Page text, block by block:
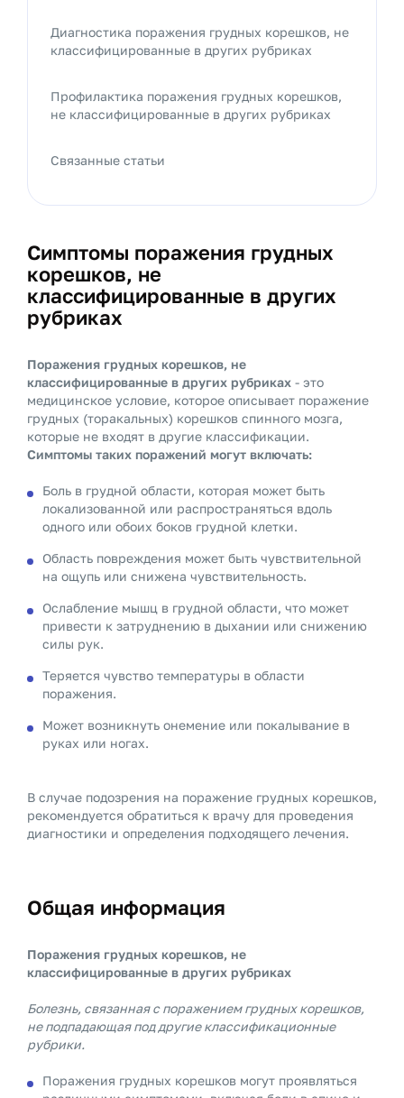
Симптомы поражения грудных
корешков, не
классифицированные в других
рубриках
Поражения грудных корешков, не
классифицированные в других рубриках - это
медицинское условие, которое описывает поражение
грудных (торакальных) корешков спинного мозга,
которые не входят в другие классификации.
Симптомы таких поражений могут включать:
Боль в грудной области, которая может быть
локализованной или распространяться вдоль
одного или обоих боков грудной клетки.
Область повреждения может быть чувствительной
на ощупь или снижена чувствительность.
Ослабление мышц в грудной области, что может
привести к затруднению в дыхании или снижению
силы рук.
Теряется чувство температуры в области
поражения.
Может возникнуть онемение или покалывание в
руках или ногах.
В случае подозрения на поражение грудных корешков,
рекомендуется обратиться к врачу для проведения
диагностики и определения подходящего лечения.
Общая информация
Поражения грудных корешков, не
классифицированные в других рубриках
Болезнь, связанная с поражением грудных корешков,
не подпадающая под другие классификационные
рубрики.
Поражения грудных корешков могут проявляться
Диагностика поражения грудных корешков, не
классифицированные в других рубриках
Профилактика поражения грудных корешков,
не классифицированные в других рубриках
Связанные статьи